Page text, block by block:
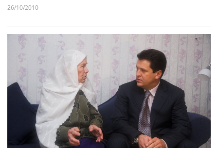
26/10/2010